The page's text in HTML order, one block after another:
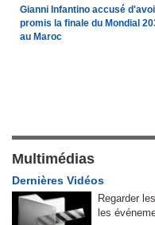
Gianni Infantino accusé
promis la finale du Mondial
au Maroc
Multimédias
Dernières Vidéos
Regarder les
les